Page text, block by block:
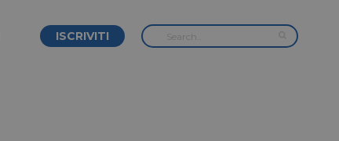
ISCRIVITI